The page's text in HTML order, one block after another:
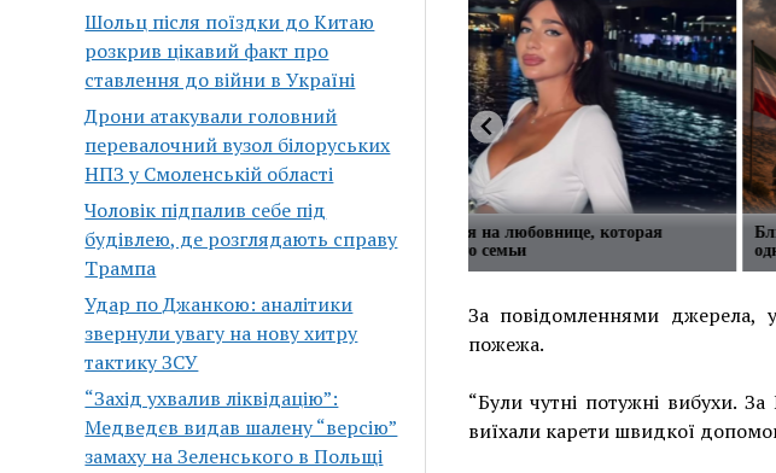
Шольц після поїздки до Китаю
розкрив цікавий факт про
ставлення до війни в Україні
Дрони атакували головний
перевалочний вузол білоруських
НПЗ у Смоленській області
Чоловік підпалив себе під
будівлею, де розглядають справу
Трампа
Удар по Джанкою: аналітики
звернули увагу на нову хитру
тактику ЗСУ
“Захід ухвалив ліквідацію”:
Медведєв видав шалену “версію”
замаху на Зеленського в Польщі
Максима Галкина вызвало
Галустян женился на любовнице, которая
бывала в доме его семьи
За повідомленнями джерела,
пожежа.
“Були чутні потужні вибухи.
виїхали карети швидкої